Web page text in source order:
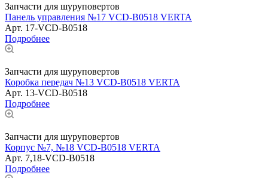
Запчасти для шуруповертов
Панель управления №17 VCD-B0518 VERTA
Арт. 17-VCD-B0518
Подробнее
Запчасти для шуруповертов
Коробка передач №13 VCD-B0518 VERTA
Арт. 13-VCD-B0518
Подробнее
Запчасти для шуруповертов
Корпус №7, №18 VCD-B0518 VERTA
Арт. 7,18-VCD-B0518
Подробнее